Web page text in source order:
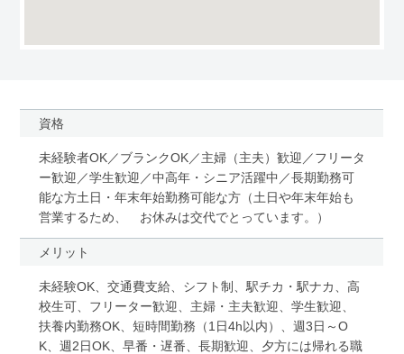
資格
未経験者OK／ブランクOK／主婦（主夫）歓迎／フリータ
ー歓迎／学生歓迎／中高年・シニア活躍中／長期勤務可
能な方土日・年末年始勤務可能な方（土日や年末年始も
営業するため、 お休みは交代でとっています。）
メリット
未経験OK、交通費支給、シフト制、駅チカ・駅ナカ、高
校生可、フリーター歓迎、主婦・主夫歓迎、学生歓迎、
扶養内勤務OK、短時間勤務（1日4h以内）、週3日～O
K、週2日OK、早番・遅番、長期歓迎、夕方には帰れる職